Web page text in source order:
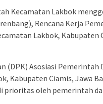
Kecamatan Lakbok
Rencana Kerja
Lakbok, Kabupaten
(DPK) Asosiasi Pemerintah
Kabupaten Ciamis, Jawa
prioritas oleh pemerintah